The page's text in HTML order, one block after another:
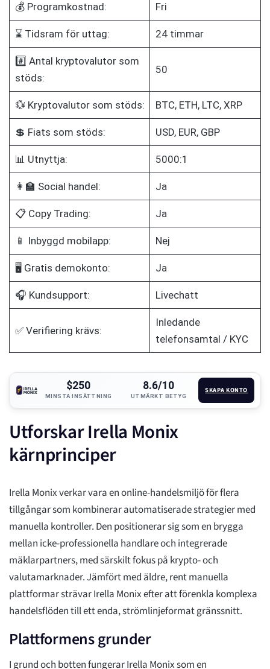
💰 Programkostnad: Fri
⌛ Tidsram för uttag: 24 timmar
#️⃣ Antal kryptovalutor som
stöds:
50
💱 Kryptovalutor som stöds: BTC, ETH, LTC, XRP
💲 Fiats som stöds: USD, EUR, GBP
📊 Utnyttja: 5000:1
👩‍🏫 Social handel: Ja
📋 Copy Trading: Ja
📱 Inbyggd mobilapp: Nej
🖥️ Gratis demokonto: Ja
🎧 Kundsupport: Livechatt
✅ Verifiering krävs:
Inledande
telefonsamtal / KYC
$250
MINSTA INSÄTTNING
8.6/10
UTMÄRKT BETYG
SKAPA KONTO
Utforskar Irella Monix
kärnprinciper
Irella Monix verkar vara en online-handelsmiljö för flera
tillgångar som kombinerar automatiserade strategier med
manuella kontroller. Den positionerar sig som en brygga
mellan icke-professionella handlare och integrerade
mäklarpartners, med särskilt fokus på krypto- och
valutamarknader. Jämfört med äldre, rent manuella
plattformar strävar Irella Monix efter att förenkla komplexa
handelsflöden till ett enda, strömlinjeformat gränssnitt.
Plattformens grunder
I grund och botten fungerar Irella Monix som en